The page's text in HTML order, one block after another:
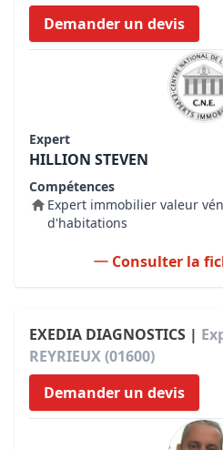
Demander un devis
Expert
HILLION STEVEN
Compétences
Expert immobilier valeur
d'habitations
Consulter la
EXEDIA DIAGNOSTICS |
REYRIEUX (01600)
Demander un devis